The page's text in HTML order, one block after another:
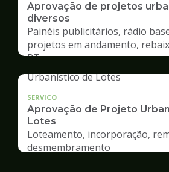
Aprovação de projetos
diversos
Painéis publicitários, rádio
projetos em andamento,
RT
SERVICO
Aprovação de Projeto
Lotes
Loteamento, incorporação,
desmembramento